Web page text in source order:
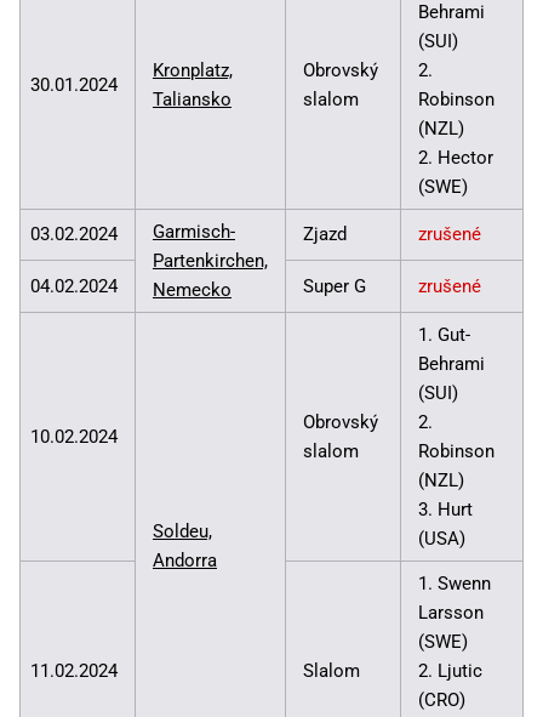
30.01.2024
Kronplatz,
Taliansko
Obrovský
slalom
Behrami
(SUI)
2.
Robinson
(NZL)
2. Hector
(SWE)
03.02.2024
Garmisch-
Partenkirchen,
Nemecko
Zjazd zrušené
04.02.2024 Super G zrušené
10.02.2024
Soldeu,
Andorra
Obrovský
slalom
1. Gut-
Behrami
(SUI)
2.
Robinson
(NZL)
3. Hurt
(USA)
11.02.2024 Slalom
1. Swenn
Larsson
(SWE)
2. Ljutic
(CRO)